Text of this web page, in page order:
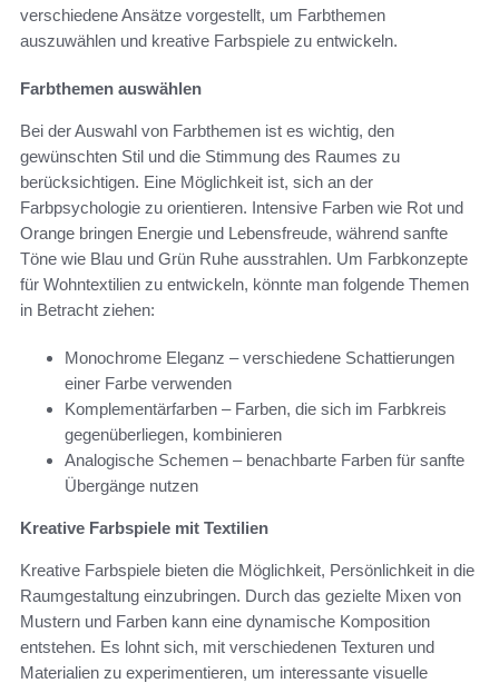
verschiedene Ansätze vorgestellt, um Farbthemen
auszuwählen und kreative Farbspiele zu entwickeln.
Farbthemen auswählen
Bei der Auswahl von Farbthemen ist es wichtig, den
gewünschten Stil und die Stimmung des Raumes zu
berücksichtigen. Eine Möglichkeit ist, sich an der
Farbpsychologie zu orientieren. Intensive Farben wie Rot und
Orange bringen Energie und Lebensfreude, während sanfte
Töne wie Blau und Grün Ruhe ausstrahlen. Um Farbkonzepte
für Wohntextilien zu entwickeln, könnte man folgende Themen
in Betracht ziehen:
Monochrome Eleganz – verschiedene Schattierungen
einer Farbe verwenden
Komplementärfarben – Farben, die sich im Farbkreis
gegenüberliegen, kombinieren
Analogische Schemen – benachbarte Farben für sanfte
Übergänge nutzen
Kreative Farbspiele mit Textilien
Kreative Farbspiele bieten die Möglichkeit, Persönlichkeit in die
Raumgestaltung einzubringen. Durch das gezielte Mixen von
Mustern und Farben kann eine dynamische Komposition
entstehen. Es lohnt sich, mit verschiedenen Texturen und
Materialien zu experimentieren, um interessante visuelle